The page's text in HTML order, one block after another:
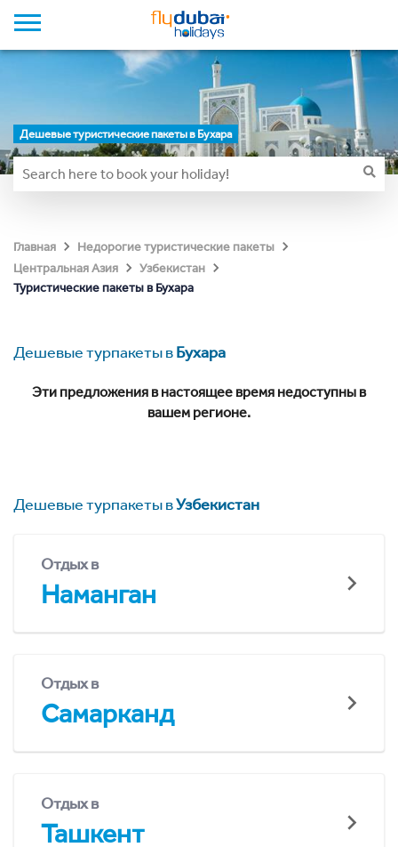
Дешевые туристические пакеты в Бухара
Главная
Недорогие туристические пакеты
Центральная Азия
Узбекистан
Туристические пакеты в Бухара
Дешевые турпакеты вБухара
Эти предложения в настоящее время недоступны в
вашем регионе.
Дешевые турпакеты вУзбекистан
Отдых в
Наманган
Отдых в
Самарканд
Отдых в
Ташкент